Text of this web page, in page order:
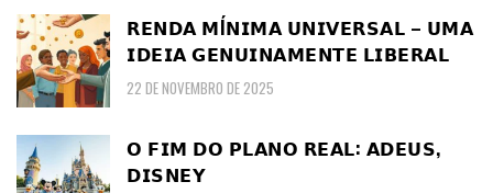
𝗥𝗘𝗡𝗗𝗔 𝗠Í𝗡𝗜𝗠𝗔 𝗨𝗡𝗜𝗩𝗘𝗥𝗦𝗔𝗟 – 𝗨𝗠𝗔
𝗜𝗗𝗘𝗜𝗔 𝗚𝗘𝗡𝗨𝗜𝗡𝗔𝗠𝗘𝗡𝗧𝗘 𝗟𝗜𝗕𝗘𝗥𝗔𝗟
22 DE NOVEMBRO DE 2025
𝗢 𝗙𝗜𝗠 𝗗𝗢 𝗣𝗟𝗔𝗡𝗢 𝗥𝗘𝗔𝗟: 𝗔𝗗𝗘𝗨𝗦,
𝗗𝗜𝗦𝗡𝗘𝗬